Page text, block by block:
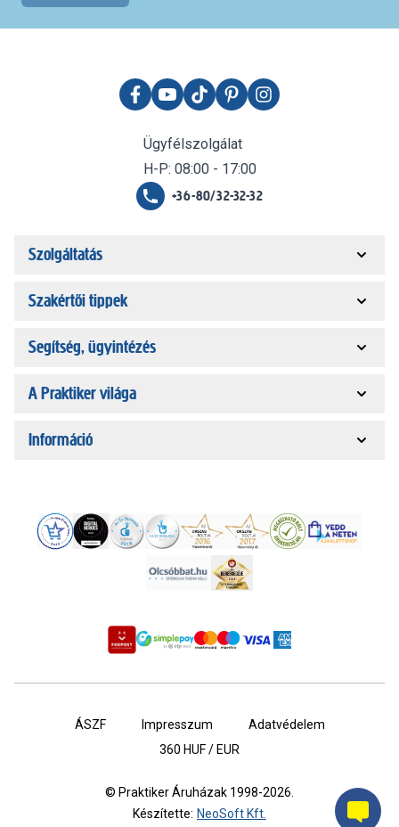
Ügyfélszolgálat
H-P: 08:00 - 17:00
+36-80/32-32-32
Szolgáltatás
Szakértői tippek
Segítség, ügyintézés
A Praktiker világa
Információ
ÁSZF Impresszum
Adatvédelem
360 HUF / EUR
© Praktiker Áruházak 1998-2026.
Készítette: NeoSoft Kft.